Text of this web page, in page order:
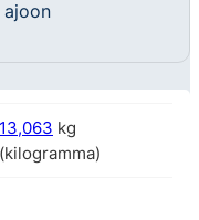
ajoon
13,063 kg
(kilogramma)